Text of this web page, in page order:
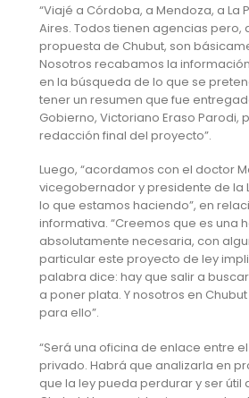
“Viajé a Córdoba, a Mendoza, a La
Aires. Todos tienen agencias pero,
propuesta de Chubut, son
Nosotros recabamos la
en la búsqueda de lo que se
tener un resumen que fue
Gobierno, Victoriano Eraso Parodi,
redacción final del proyecto”.
Luego, “acordamos con el doctor
vicegobernador y presidente de la
lo que estamos haciendo”, en
informativa. “Creemos que es una
absolutamente necesaria, con
particular este proyecto de ley
palabra dice: hay que salir a
a poner plata. Y nosotros en
para ello”.
“Será una oficina de enlace entre
privado. Habrá que analizarla en
que la ley pueda perdurar y ser útil